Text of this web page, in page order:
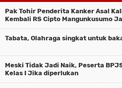
Pak Tohir Penderita Kanker Asal
Kembali RS Cipto Mangunkusumo
Tabata, Olahraga singkat untuk
Meski Tidak Jadi Naik, Peserta
Kelas I Jika diperlukan